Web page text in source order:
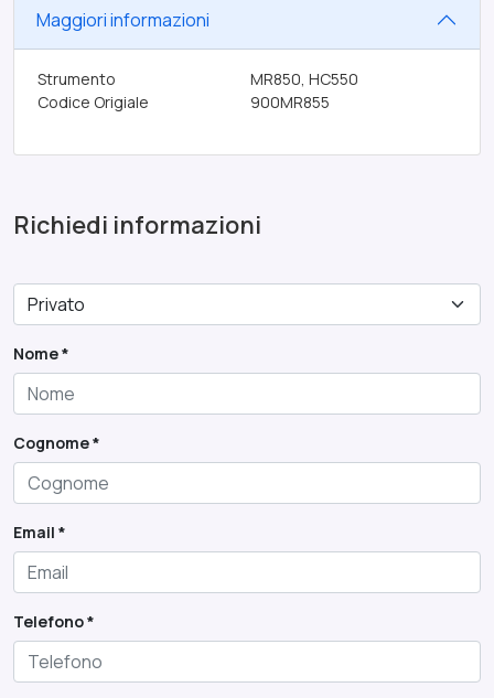
Maggiori informazioni
Strumento
MR850, HC550
Codice Origiale
900MR855
Richiedi informazioni
Nome *
Cognome *
Email *
Telefono *